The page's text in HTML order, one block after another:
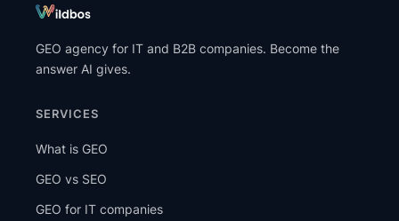
GEO agency for IT and B2B companies. Become the
answer AI gives.
SERVICES
What is GEO
GEO vs SEO
GEO for IT companies